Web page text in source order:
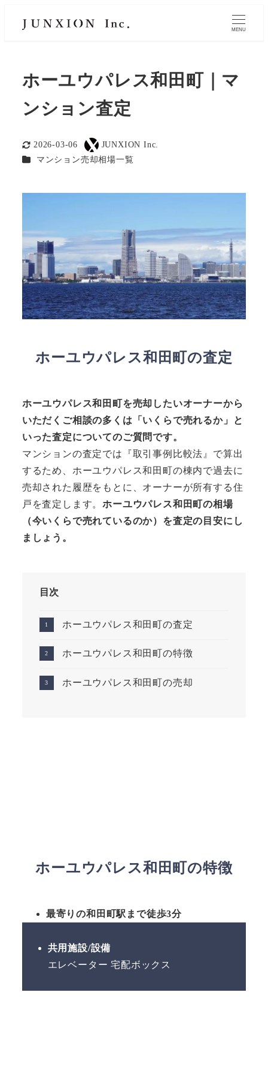
MENU
ホーユウパレス和田町｜マ
ンション査定
更新日
2026-03-06
著
者
JUNXION Inc.
カテゴリー
マンション売却相場一覧
ホーユウパレス和田町の査定
ホーユウパレス和田町を売却したいオーナーから
いただくご相談の多くは「いくらで売れるか」と
いった査定についてのご質問です。
マンションの査定では『取引事例比較法』で算出
するため、ホーユウパレス和田町の棟内で過去に
売却された履歴をもとに、オーナーが所有する住
戸を査定します。ホーユウパレス和田町の相場
（今いくらで売れているのか）を査定の目安にし
ましょう。
目次
ホーユウパレス和田町の査定
ホーユウパレス和田町の特徴
ホーユウパレス和田町の売却
ホーユウパレス和田町の特徴
最寄りの和田町駅まで徒歩3分
共用施設/設備
エレベーター 宅配ボックス